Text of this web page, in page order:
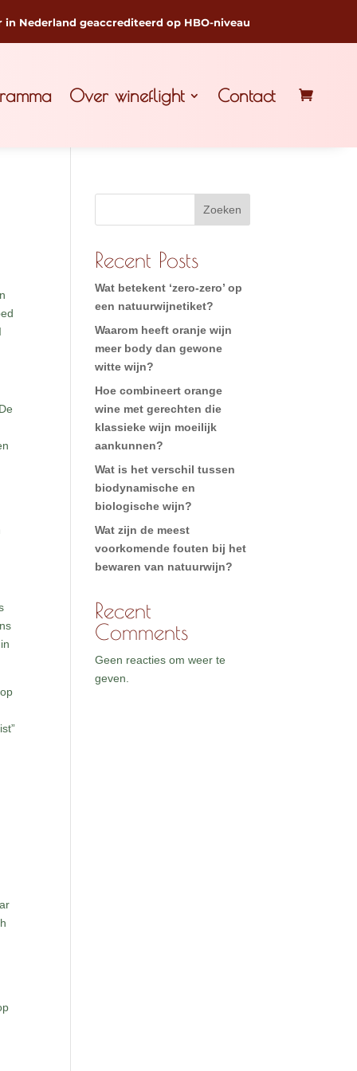
Nederland geaccrediteerd op HBO-niveau
Over wineflight Contact
Zoeken
Recent Posts
Wat betekent ‘zero-zero’ op
een natuurwijnetiket?
Waarom heeft oranje wijn
meer body dan gewone
witte wijn?
Hoe combineert orange
wine met gerechten die
klassieke wijn moeilijk
aankunnen?
Wat is het verschil tussen
biodynamische en
biologische wijn?
Wat zijn de meest
voorkomende fouten bij het
bewaren van natuurwijn?
Recent
Comments
Geen reacties om weer te
geven.